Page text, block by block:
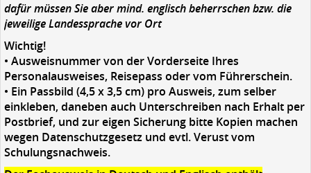
dafür müssen Sie aber mind. englisch beherrschen bzw. die
jeweilige Landessprache vor Ort
Wichtig!
• Ausweisnummer von der Vorderseite Ihres
Personalausweises, Reisepass oder vom Führerschein.
• Ein Passbild (4,5 x 3,5 cm) pro Ausweis, zum selber
einkleben, daneben auch Unterschreiben nach Erhalt per
Postbrief, und zur eigen Sicherung bitte Kopien machen
wegen Datenschutzgesetz und evtl. Verust vom
Schulungsnachweis.